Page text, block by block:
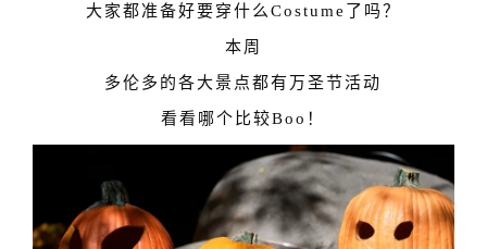
大家都准备好要穿什么Costume了吗？
本周
多伦多的各大景点都有万圣节活动
看看哪个比较Boo！